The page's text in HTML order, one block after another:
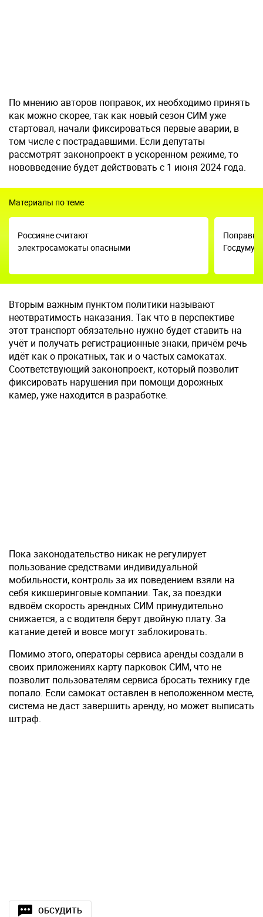
По мнению авторов поправок, их необходимо принять
как можно скорее, так как новый сезон СИМ уже
стартовал, начали фиксироваться первые аварии, в
том числе с пострадавшими. Если депутаты
рассмотрят законопроект в ускоренном режиме, то
нововведение будет действовать с 1 июня 2024 года.
Материалы по теме
Россияне считают
электросамокаты опасными
Госдуму
Вторым важным пунктом политики называют
неотвратимость наказания. Так что в перспективе
этот транспорт обязательно нужно будет ставить на
учёт и получать регистрационные знаки, причём речь
идёт как о прокатных, так и о частых самокатах.
Соответствующий законопроект, который позволит
фиксировать нарушения при помощи дорожных
камер, уже находится в разработке.
Пока законодательство никак не регулирует
пользование средствами индивидуальной
мобильности, контроль за их поведением взяли на
себя кикшеринговые компании. Так, за поездки
вдвоём скорость арендных СИМ принудительно
снижается, а с водителя берут двойную плату. За
катание детей и вовсе могут заблокировать.
Помимо этого, операторы сервиса аренды создали в
своих приложениях карту парковок СИМ, что не
позволит пользователям сервиса бросать технику где
попало. Если самокат оставлен в неположенном месте,
система не даст завершить аренду, но может выписать
штраф.
ОБСУДИТЬ